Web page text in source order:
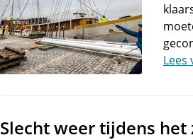
Lees
Slecht weer tijdens